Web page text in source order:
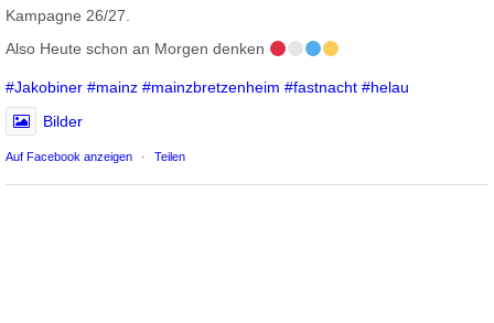
Kampagne 26/27.
Also Heute schon an Morgen denken
#Jakobiner #mainz #mainzbretzenheim #fastnacht #helau
Bilder
Auf Facebook anzeigen · Teilen